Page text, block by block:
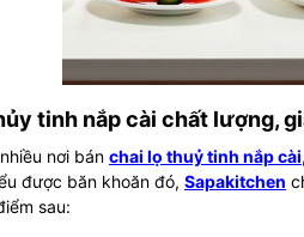
tinh nắp cài chất lượng,
nơi bán chai lọ thuỷ tinh nắp cài,
được băn khoăn đó, Sapakitchen
sau: